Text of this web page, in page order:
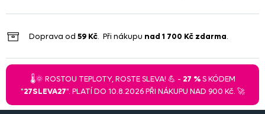
Doprava od 59 Kč. Při nákupu nad 1 700 Kč zdarma.
🌡️🌞 ROSTOU TEPLOTY, ROSTE SLEVA! 💪 - 27 %S KÓDEM
"27SLEVA27". PLATÍ DO 10.8.2026 PŘI NÁKUPU NAD 900 Kč. 🚀